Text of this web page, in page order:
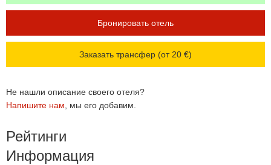
Бронировать отель
Заказать трансфер (от 20 €)
Не нашли описание своего отеля?
Напишите нам, мы его добавим.
Рейтинги
Информация